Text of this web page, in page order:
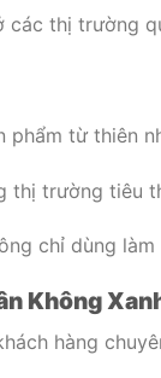
thị trường
từ thiên
trường tiêu
chỉ dùng
Không
hàng